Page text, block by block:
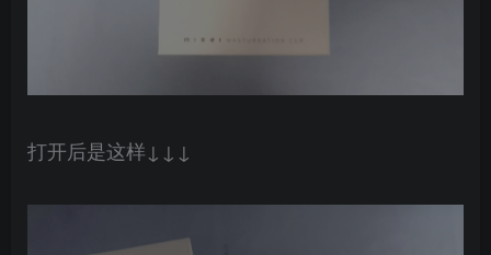
打开后是这样↓↓↓